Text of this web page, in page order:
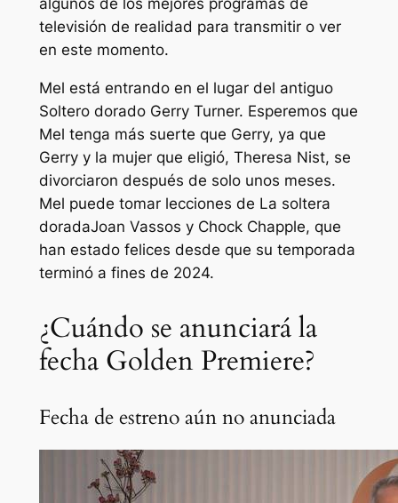
algunos de los mejores programas de
televisión de realidad para transmitir o ver
en este momento.
Mel está entrando en el lugar del antiguo
Soltero doradoGerry Turner. Esperemos que
Mel tenga más suerte que Gerry, ya que
Gerry y la mujer que eligió, Theresa Nist, se
divorciaron después de solo unos meses.
Mel puede tomar lecciones de La soltera
doradaJoan Vassos y Chock Chapple, que
han estado felices desde que su temporada
terminó a fines de 2024.
¿Cuándo se anunciará la
fecha Golden Premiere?
Fecha de estreno aún no anunciada